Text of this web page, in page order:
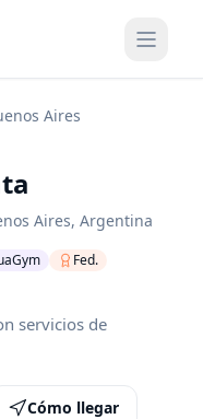
Aires
Aires, Argentina
Fed.
servicios de
Cómo llegar